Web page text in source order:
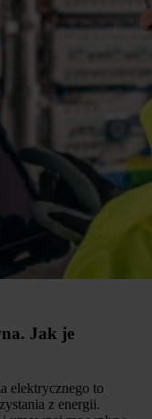
Jak je
elektrycznego to
z energii.